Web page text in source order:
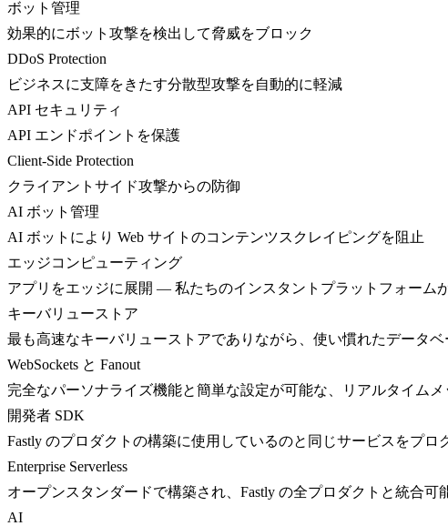
ボット管理
効果的にボット攻撃を検出して脅威をブロック
DDoS Protection
ビジネスに支障をきたす分散型攻撃を自動的に軽減
API セキュリティ
API エンドポイントを保護
Client-Side Protection
クライアントサイド攻撃からの防御
AI ボット管理
AI ボットにより Web サイトのコンテンツスクレイピングを阻止
エッジコンピューティング
アプリをエッジに展開 — 私たちのインスタントプラットフォーム
キーバリューストア
最も高速なキーバリューストアでありながら、使い慣れたデータ
WebSockets と Fanout
完全なパーソナライズ機能と簡単な設定が可能な、リアルタイム
開発者 SDK
Fastly のプロダクトの構築に使用しているのと同じサービスをプロ
Enterprise Serverless
オープンスタンダードで構築され、Fastly の全プロダクトと統合
AI